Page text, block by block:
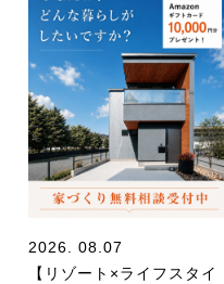
2026. 08.07
【リゾート×ライフスタイ